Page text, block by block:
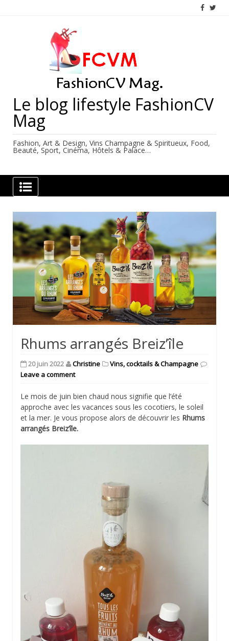
Le blog lifestyle FashionCV
Mag
Fashion, Art & Design, Vins Champagne & Spiritueux, Food,
Beauté, Sport, Cinéma, Hôtels & Palace…
Rhums arrangés Breiz’île
20 juin 2022 Christine
Vins, cocktails & Champagne
Leave a comment
Le mois de juin bien chaud nous signifie que l’été
approche avec les vacances sous les cocotiers, le soleil
et la mer. Je vous propose alors de découvrir les Rhums
arrangés Breiz’île.